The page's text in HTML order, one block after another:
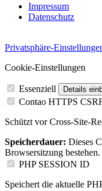
Impressum
Datenschutz
Privatsphäre-
Cookie-Einstellungen
Essenziell Details
Contao HTTPS
Schützt vor Cross-Site-
Speicherdauer: Dieses
Browsersitzung bestehen.
PHP SESSION ID
Speichert die aktuelle